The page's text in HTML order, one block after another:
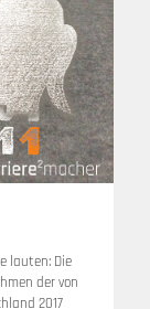
lauten: Die
der von
2017